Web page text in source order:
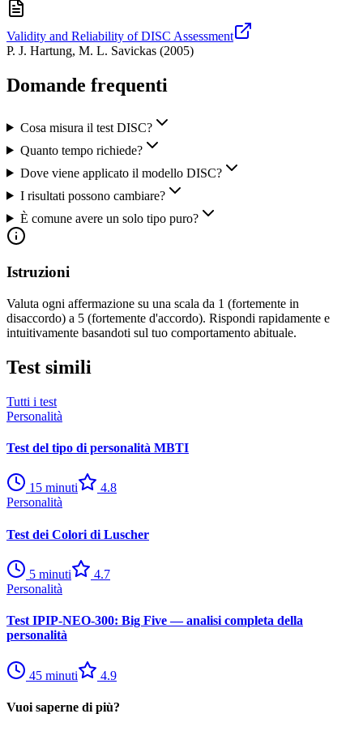
Validity and Reliability of DISC Assessment
P. J. Hartung, M. L. Savickas (2005)
Domande frequenti
Cosa misura il test DISC?
Quanto tempo richiede?
Dove viene applicato il modello DISC?
I risultati possono cambiare?
È comune avere un solo tipo puro?
Istruzioni
Valuta ogni affermazione su una scala da 1 (fortemente in
disaccordo) a 5 (fortemente d'accordo). Rispondi rapidamente e
intuitivamente basandoti sul tuo comportamento abituale.
Test simili
Tutti i test
Personalità
Test del tipo di personalità MBTI
15 minuti
4.8
Personalità
Test dei Colori di Luscher
5 minuti
4.7
Personalità
Test IPIP-NEO-300: Big Five — analisi completa della
personalità
45 minuti 4.9
Vuoi saperne di più?